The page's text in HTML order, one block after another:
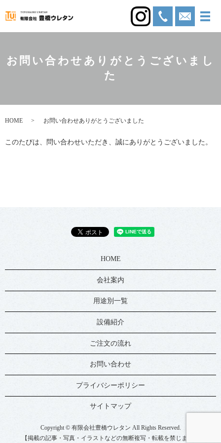
お問い合わせありがとうございまし
た
HOME お問い合わせありがとうございました
このたびは、問い合わせいただき、誠にありがとうございました。
HOME
会社案内
用途別一覧
設備紹介
ご注文の流れ
お問い合わせ
プライバシーポリシー
サイトマップ
Copyright © 有限会社豊橋ウレタン All Rights Reserved.
【掲載の記事・写真・イラストなどの無断複写・転載を禁じます】